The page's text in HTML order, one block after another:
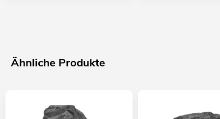
Ähnliche Produkte